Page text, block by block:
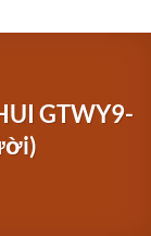
GTWY9-